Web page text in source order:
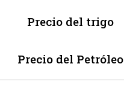
Precio del trigo
Precio del Petróleo